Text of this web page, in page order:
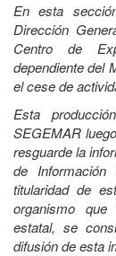
En esta
Dirección
Centro de
dependiente del
el cese de
Esta
SEGEMAR
resguarde la
de
titularidad de
organismo
estatal, se
difusión de esta